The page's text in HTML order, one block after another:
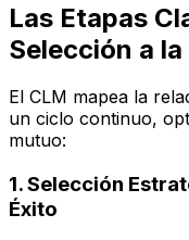
Las Etapas
Selección a
El CLM mapea la
un ciclo continuo,
mutuo:
1. Selección
Éxito